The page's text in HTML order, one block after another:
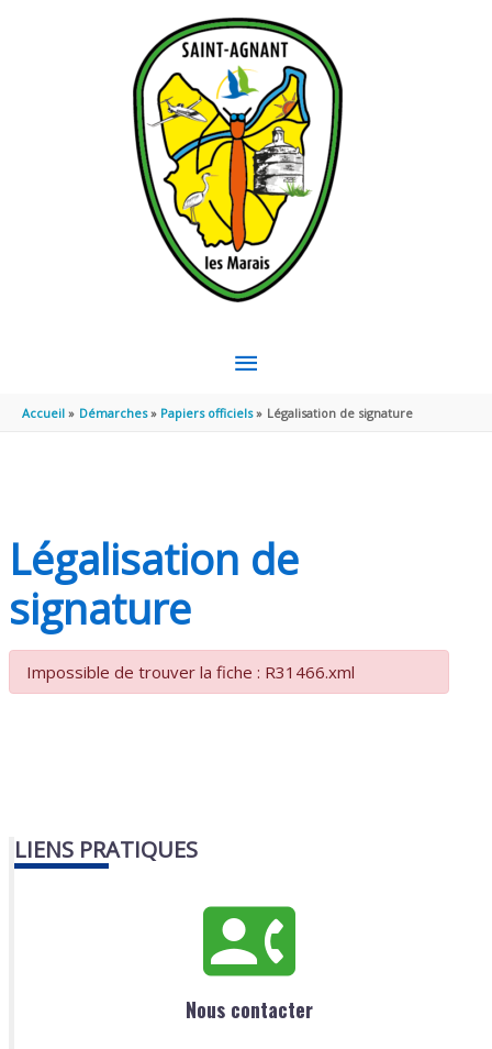
MENU
PRINCIPAL
Accueil Démarches Papiers officiels Légalisation de signature
Légalisation de
signature
Impossible de trouver la fiche : R31466.xml
LIENS PRATIQUES
Nous contacter